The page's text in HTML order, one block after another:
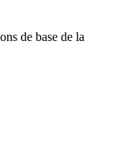
de base de la